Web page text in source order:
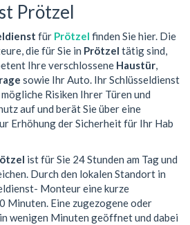
Prötzel
für Prötzel finden Sie hier. Die
die für Sie in Prötzel tätig sind,
Ihre verschlossene Haustür,
sowie Ihr Auto. Ihr Schlüsseldienst
Risiken Ihrer Türen und
auf und berät Sie über eine
Erhöhung der Sicherheit für Ihr Hab
ist für Sie 24 Stunden am Tag und
Durch den lokalen Standort in
Monteur eine kurze
Minuten. Eine zugezogene oder
wenigen Minuten geöffnet und dabei